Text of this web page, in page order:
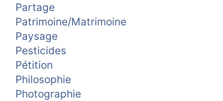
Partage
Patrimoine/Matrimoine
Paysage
Pesticides
Pétition
Philosophie
Photographie